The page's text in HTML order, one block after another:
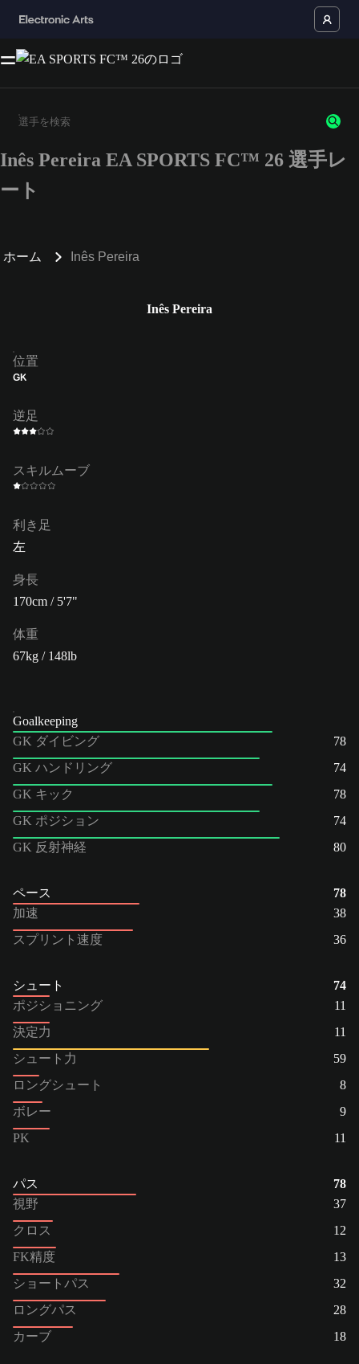
3文字以上の文字または数字を入力してください。
Inês Pereira EA SPORTS FC™ 26 選手レ
ート
ホーム Inês Pereira
Inês Pereira
位置
GK
逆足
スキルムーブ
利き足
左
身長
170cm / 5'7"
体重
67kg / 148lb
Goalkeeping
GK ダイビング
78
GK ハンドリング
74
GK キック
78
GK ポジション
74
GK 反射神経
80
ペース
78
加速
38
スプリント速度
36
シュート
74
ポジショニング
11
決定力
11
シュート力
59
ロングシュート
8
ボレー
9
PK
11
パス
78
視野
37
クロス
12
FK精度
13
ショートパス
32
ロングパス
28
カーブ
18